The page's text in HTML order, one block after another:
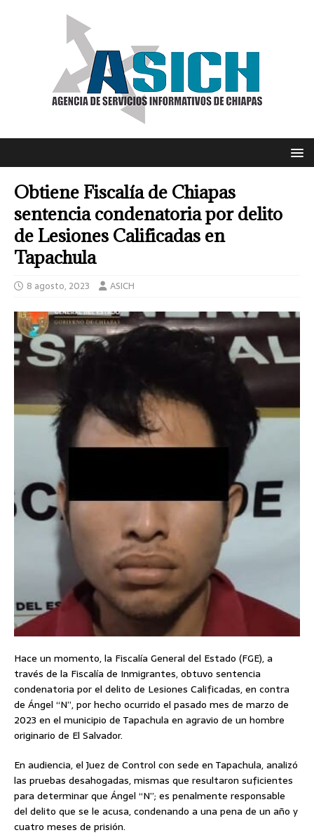
Obtiene Fiscalía de Chiapas
sentencia condenatoria por delito
de Lesiones Calificadas en
Tapachula
8 agosto, 2023 ASICH
Hace un momento, la Fiscalía General del Estado (FGE), a
través de la Fiscalía de Inmigrantes, obtuvo sentencia
condenatoria por el delito de Lesiones Calificadas, en contra
de Ángel “N”, por hecho ocurrido el pasado mes de marzo de
2023 en el municipio de Tapachula en agravio de un hombre
originario de El Salvador.
En audiencia, el Juez de Control con sede en Tapachula, analizó
las pruebas desahogadas, mismas que resultaron suficientes
para determinar que Ángel “N”; es penalmente responsable
del delito que se le acusa, condenando a una pena de un año y
cuatro meses de prisión.